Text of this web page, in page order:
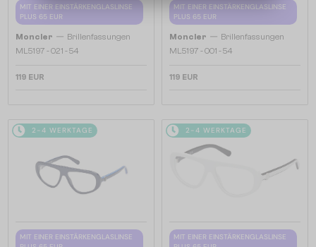
MIT EINER EINSTÄRKENGLASLINSE
PLUS 65 EUR
Moncler — Brillenfassungen
ML5197 - 021 - 54
119 EUR
MIT EINER EINSTÄRKENGLASLINSE
PLUS 65 EUR
Moncler — Brillenfassungen
ML5197 - 001 - 54
119 EUR
2-4 WERKTAGE
MIT EINER EINSTÄRKENGLASLINSE
2-4 WERKTAGE
MIT EINER EINSTÄRKENGLASLINSE